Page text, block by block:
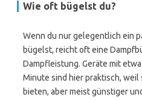
Wie oft bügelst du?
Wenn du nur gelegentlich ein
bügelst, reicht oft eine
Dampfleistung. Geräte mit
Minute sind hier praktisch, weil
bieten, aber meist günstiger